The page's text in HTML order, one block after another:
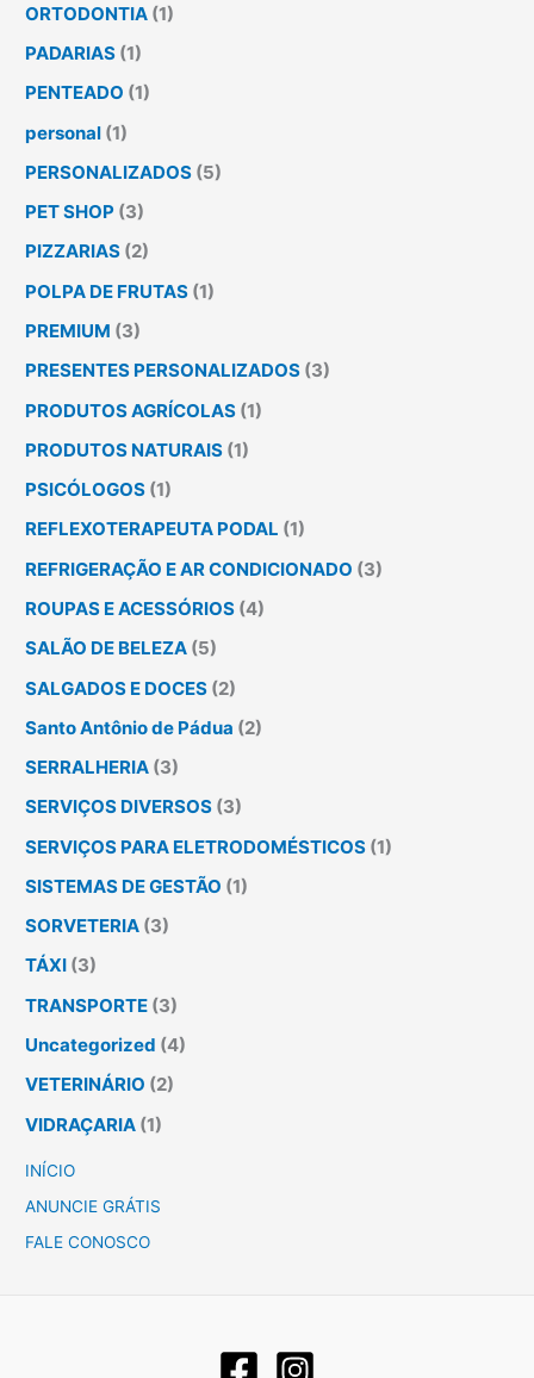
ORTODONTIA (1)
PADARIAS (1)
PENTEADO (1)
personal (1)
PERSONALIZADOS (5)
PET SHOP (3)
PIZZARIAS (2)
POLPA DE FRUTAS (1)
PREMIUM (3)
PRESENTES PERSONALIZADOS (3)
PRODUTOS AGRÍCOLAS (1)
PRODUTOS NATURAIS (1)
PSICÓLOGOS (1)
REFLEXOTERAPEUTA PODAL (1)
REFRIGERAÇÃO E AR CONDICIONADO (3)
ROUPAS E ACESSÓRIOS (4)
SALÃO DE BELEZA (5)
SALGADOS E DOCES (2)
Santo Antônio de Pádua (2)
SERRALHERIA (3)
SERVIÇOS DIVERSOS (3)
SERVIÇOS PARA ELETRODOMÉSTICOS (1)
SISTEMAS DE GESTÃO (1)
SORVETERIA (3)
TÁXI (3)
TRANSPORTE (3)
Uncategorized (4)
VETERINÁRIO (2)
VIDRAÇARIA (1)
INÍCIO
ANUNCIE GRÁTIS
FALE CONOSCO